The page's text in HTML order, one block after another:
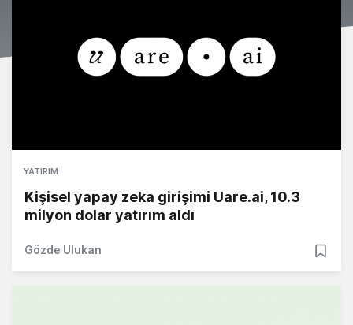
YATIRIM
Kişisel yapay zeka girişimi Uare.ai, 10.3
milyon dolar yatırım aldı
Gözde Ulukan